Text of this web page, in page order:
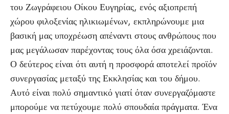
του Ζωγράφειου Οίκου Ευγηρίας, ενός αξιοπρεπή
χώρου φιλοξενίας ηλικιωμένων, εκπληρώνουμε μια
βασική μας υποχρέωση απέναντι στους ανθρώπους που
μας μεγάλωσαν παρέχοντας τους όλα όσα χρειάζονται.
Ο δεύτερος είναι ότι αυτή η προσφορά αποτελεί προϊόν
συνεργασίας μεταξύ της Εκκλησίας και του δήμου.
Αυτό είναι πολύ σημαντικό γιατί όταν συνεργαζόμαστε
μπορούμε να πετύχουμε πολύ σπουδαία πράγματα. Ένα